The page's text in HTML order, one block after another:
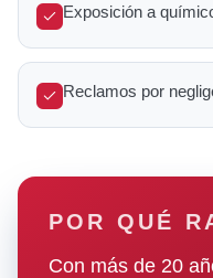
Exposición a
Reclamos por
POR QUÉ
Con más de 20